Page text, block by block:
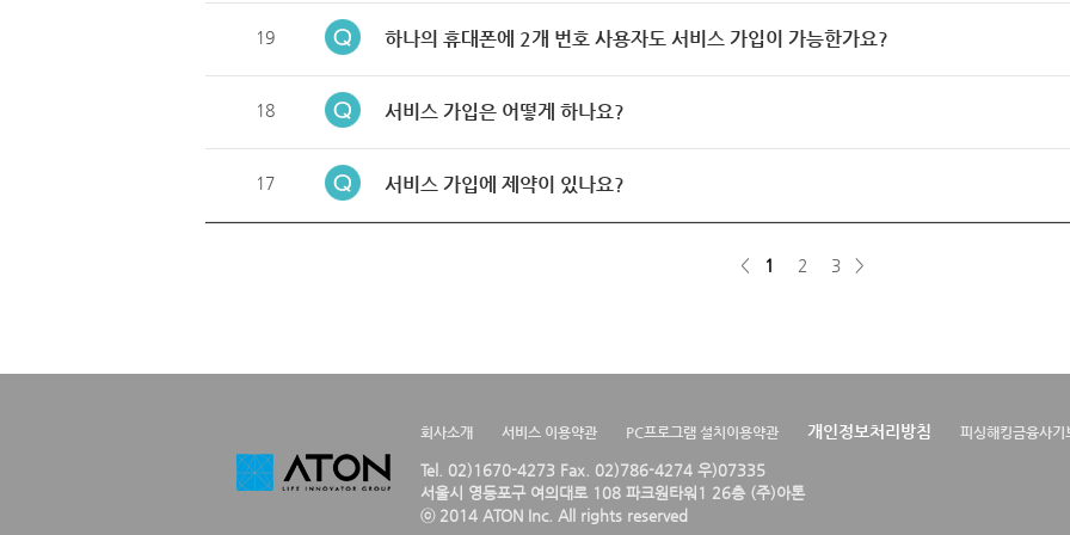
19 하나의 휴대폰에 2개 번호 사용자도 서비스 가입이 가능한가요?
18 서비스 가입은 어떻게 하나요?
17 서비스 가입에 제약이 있나요?
< 1 2 3 >
회사소개 서비스 이용약관 PC프로그램 설치이용약관 개인정보처리방침 피싱해킹금융사기
Tel. 02)1670-4273 Fax. 02)786-4274 우)07335
서울시 영등포구 여의대로 108 파크원타워1 26층 (주)아톤
ⓒ 2014 ATON Inc. All rights reserved